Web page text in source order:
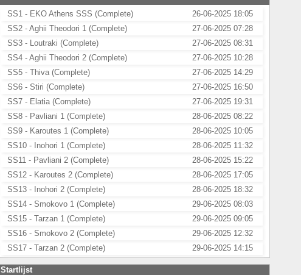
SS1 - EKO Athens SSS (Complete)
26-06-2025 18:05
SS2 - Aghii Theodori 1 (Complete)
27-06-2025 07:28
SS3 - Loutraki (Complete)
27-06-2025 08:31
SS4 - Aghii Theodori 2 (Complete)
27-06-2025 10:28
SS5 - Thiva (Complete)
27-06-2025 14:29
SS6 - Stiri (Complete)
27-06-2025 16:50
SS7 - Elatia (Complete)
27-06-2025 19:31
SS8 - Pavliani 1 (Complete)
28-06-2025 08:22
SS9 - Karoutes 1 (Complete)
28-06-2025 10:05
SS10 - Inohori 1 (Complete)
28-06-2025 11:32
SS11 - Pavliani 2 (Complete)
28-06-2025 15:22
SS12 - Karoutes 2 (Complete)
28-06-2025 17:05
SS13 - Inohori 2 (Complete)
28-06-2025 18:32
SS14 - Smokovo 1 (Complete)
29-06-2025 08:03
SS15 - Tarzan 1 (Complete)
29-06-2025 09:05
SS16 - Smokovo 2 (Complete)
29-06-2025 12:32
SS17 - Tarzan 2 (Complete)
29-06-2025 14:15
Startlijst